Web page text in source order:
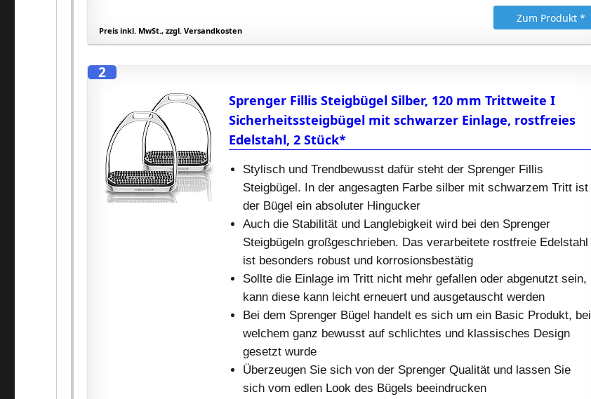
Zum Produkt *
Preis inkl. MwSt., zzgl. Versandkosten
2
Sprenger Fillis Steigbügel Silber, 120 mm Trittweite I
Sicherheitssteigbügel mit schwarzer Einlage, rostfreies
Edelstahl, 2 Stück*
Stylisch und Trendbewusst dafür steht der Sprenger Fillis
Steigbügel. In der angesagten Farbe silber mit schwarzem Tritt ist
der Bügel ein absoluter Hingucker
Auch die Stabilität und Langlebigkeit wird bei den Sprenger
Steigbügeln großgeschrieben. Das verarbeitete rostfreie Edelstahl
ist besonders robust und korrosionsbestätig
Sollte die Einlage im Tritt nicht mehr gefallen oder abgenutzt sein,
kann diese kann leicht erneuert und ausgetauscht werden
Bei dem Sprenger Bügel handelt es sich um ein Basic Produkt, bei
welchem ganz bewusst auf schlichtes und klassisches Design
gesetzt wurde
Überzeugen Sie sich von der Sprenger Qualität und lassen Sie
sich vom edlen Look des Bügels beeindrucken